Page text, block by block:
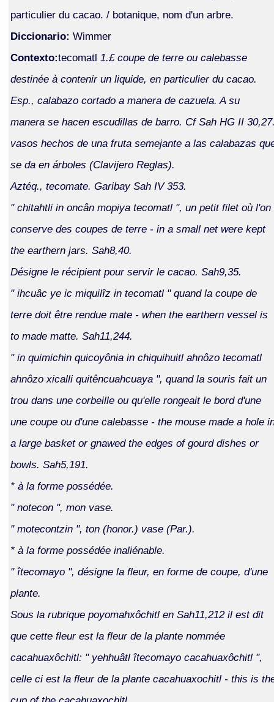
particulier du cacao. / botanique, nom d'un arbre.
Diccionario: Wimmer
Contexto:tecomatl 1.£ coupe de terre ou calebasse
destinée à contenir un liquide, en particulier du cacao.
Esp., calabazo cortado a manera de cazuela. A su
manera se hacen escudillas de barro. Cf Sah HG II
vasos hechos de una fruta semejante a las calabazas
se da en árboles (Clavijero Reglas).
Aztéq., tecomate. Garibay Sah IV 353.
" chitahtli in oncân mopiya tecomatl ", un petit filet où l'on
conserve des coupes de terre - in a small net were kept
the earthern jars. Sah8,40.
Désigne le récipient pour servir le cacao. Sah9,35.
" ihcuâc ye ic miquilîz in tecomatl " quand la coupe de
terre doit être rendue mate - when the earthern vessel is
to made matte. Sah11,244.
" in quimichin quicoyônia in chiquihuitl ahnôzo tecomatl
ahnôzo xicalli quitêncuahcuaya ", quand la souris fait un
trou dans une corbeille ou qu'elle rongeait le bord d'une
une coupe ou d'une calebasse - the mouse made a hole
a large basket or gnawed the edges of gourd dishes or
bowls. Sah5,191.
* à la forme possédée.
" notecon ", mon vase.
" motecontzin ", ton (honor.) vase (Par.).
* à la forme possédée inaliénable.
" îtecomayo ", désigne la fleur, en forme de coupe, d'une
plante.
Sous la rubrique poyomahxôchitl en Sah11,212 il est dit
que cette fleur est la fleur de la plante nommée
cacahuaxôchitl: " yehhuâtl îtecomayo cacahuaxôchitl ",
celle ci est la fleur de la plante cacahuaxochitl - this is